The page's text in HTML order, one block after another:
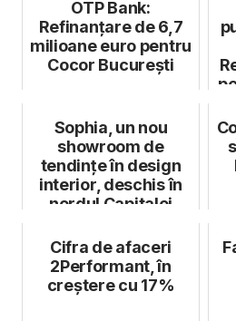
OTP Bank:
Refinanțare de 6,7
milioane euro pentru
Cocor București
Sophia, un nou
showroom de
tendințe în design
interior, deschis în
nordul Capitalei
Cifra de afaceri
2Performant, în
creștere cu 17%